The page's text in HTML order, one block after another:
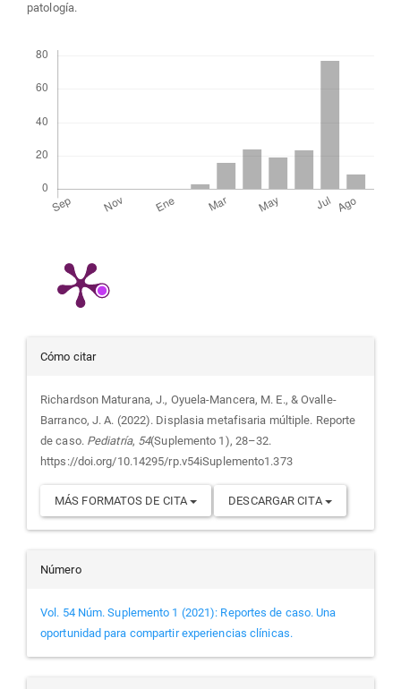
patología.
Detalles
del
artículo
Cómo citar
Richardson Maturana, J., Oyuela-Mancera, M. E., & Ovalle-
Barranco, J. A. (2022). Displasia metafisaria múltiple. Reporte
de caso. Pediatría, 54(Suplemento 1), 28–32.
https://doi.org/10.14295/rp.v54iSuplemento1.373
MÁS FORMATOS DE CITA DESCARGAR CITA
Número
Vol. 54 Núm. Suplemento 1 (2021): Reportes de caso. Una
oportunidad para compartir experiencias clínicas.